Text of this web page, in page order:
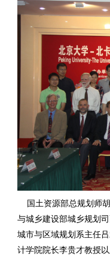
国土资源部总规划师胡
与城乡建设部城乡规划
城市与区域规划系主任
计学院院长李贵才教授